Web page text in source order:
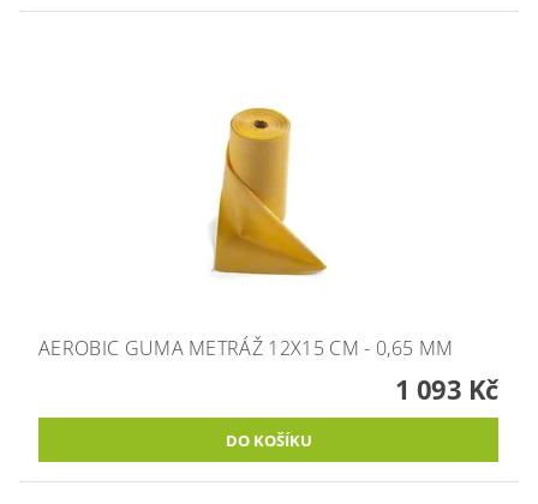
AEROBIC GUMA METRÁŽ 12X15 CM - 0,65 MM
1 093 Kč